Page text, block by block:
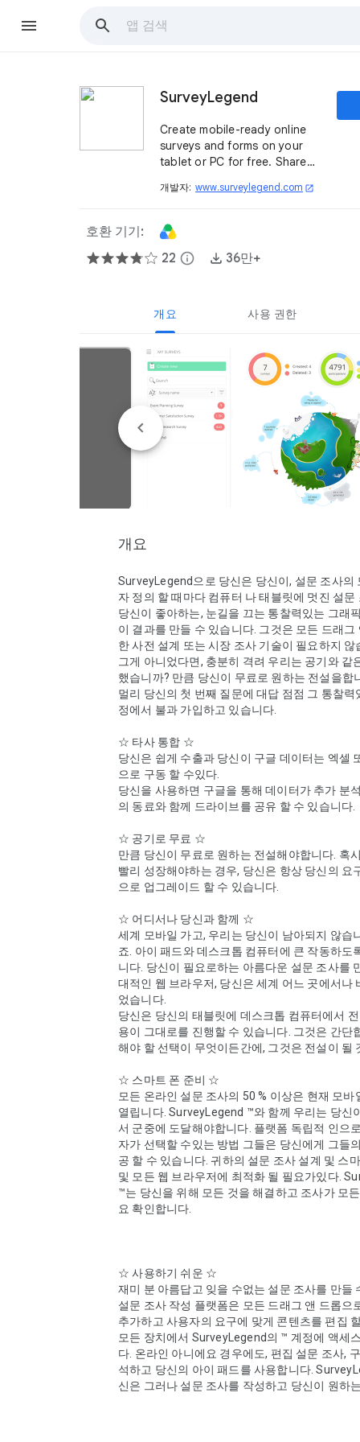
SurveyLegend
Create mobile-ready online
surveys and forms on your
tablet or PC for free. Share
instantly.
개발자: www.surveylegend.com open_in_new
호환 기기:
22 info 36만+
개요 사용 권한
개요
SurveyLegend으로 당신은 당신이, 설문 조사의
자 정의 할 때마다 컴퓨터 나 태블릿에 멋진 설문
당신이 좋아하는, 눈길을 끄는 통찰력있는 그래
이 결과를 만들 수 있습니다. 그것은 모든 드래그
한 사전 설계 또는 시장 조사 기술이 필요하지 않
그게 아니었다면, 충분히 격려 우리는 공기와 같
했습니까? 만큼 당신이 무료로 원하는 전설을합
멀리 당신의 첫 번째 질문에 대답 점점 그 통찰력
정에서 불과 가입하고 있습니다.
☆ 타사 통합 ☆
당신은 쉽게 수출과 당신이 구글 데이터는 엑셀
으로 구동 할 수있다.
당신을 사용하면 구글을 통해 데이터가 추가 분
의 동료와 함께 드라이브를 공유 할 수 있습니다.
☆ 공기로 무료 ☆
만큼 당신이 무료로 원하는 전설해야합니다. 혹
빨리 성장해야하는 경우, 당신은 항상 당신의 요
으로 업그레이드 할 수 있습니다.
☆ 어디서나 당신과 함께 ☆
세계 모바일 가고, 우리는 당신이 남아되지 않습
죠. 아이 패드와 데스크톱 컴퓨터에 큰 작동하도
니다. 당신이 필요로하는 아름다운 설문 조사를
대적인 웹 브라우저, 당신은 세계 어느 곳에서나
었습니다.
당신은 당신의 태블릿에 데스크톱 컴퓨터에서
용이 그대로를 진행할 수 있습니다. 그것은 간단
해야 할 선택이 무엇이든간에, 그것은 전설이 될
☆ 스마트 폰 준비 ☆
모든 온라인 설문 조사의 50 % 이상은 현재 모바
열립니다. SurveyLegend ™와 함께 우리는 당신
서 군중에 도달해야합니다. 플랫폼 독립적 인으
자가 선택할 수있는 방법 그들은 당신에게 그들
공 할 수 있습니다. 귀하의 설문 조사 설계 및 스
및 모든 웹 브라우저에 최적화 될 필요가있다.
™는 당신을 위해 모든 것을 해결하고 조사가 모
요 확인합니다.
☆ 사용하기 쉬운 ☆
재미 분 아름답고 잊을 수없는 설문 조사를 만들
설문 조사 작성 플랫폼은 모든 드래그 앤 드롭으
추가하고 사용자의 요구에 맞게 콘텐츠를 편집
모든 장치에서 SurveyLegend의 ™ 계정에 액세
다. 온라인 아니에요 경우에도, 편집 설문 조사,
석하고 당신의 아이 패드를 사용합니다.
신은 그러나 설문 조사를 작성하고 당신이 원하